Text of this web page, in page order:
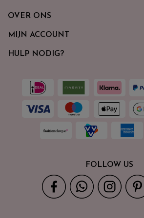
OVER ONS
MIJN ACCOUNT
HULP NODIG?
FOLLOW US